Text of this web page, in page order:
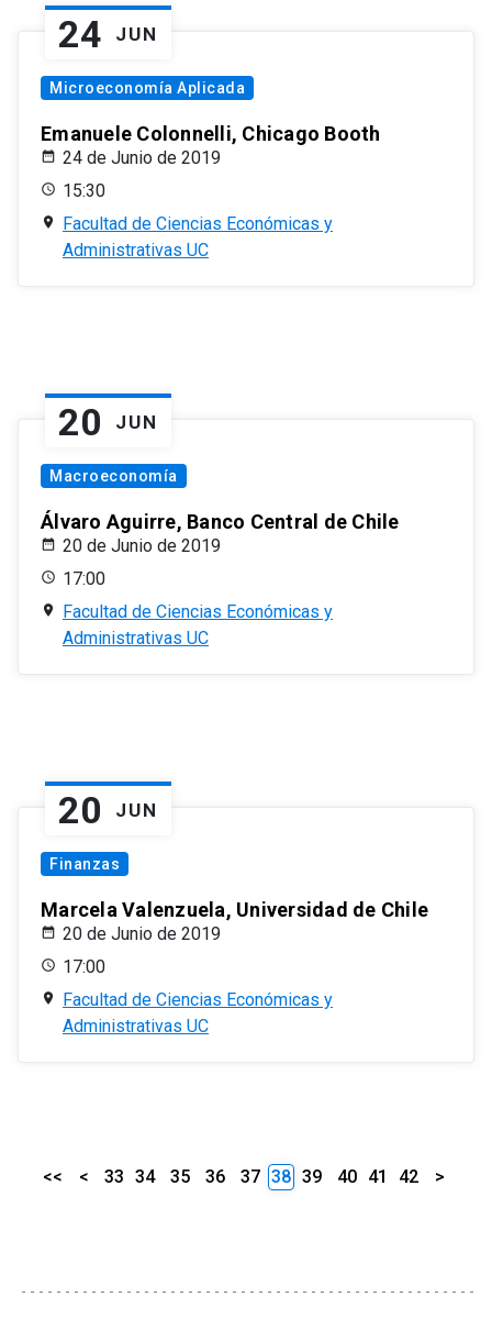
24 JUN
Microeconomía Aplicada
Emanuele Colonnelli, Chicago Booth
24 de Junio de 2019
15:30
Facultad de Ciencias Económicas y
Administrativas UC
20 JUN
Macroeconomía
Álvaro Aguirre, Banco Central de Chile
20 de Junio de 2019
17:00
Facultad de Ciencias Económicas y
Administrativas UC
20 JUN
Finanzas
Marcela Valenzuela, Universidad de Chile
20 de Junio de 2019
17:00
Facultad de Ciencias Económicas y
Administrativas UC
<< < 33 34 35 36 37 38 39 40 41 42 >